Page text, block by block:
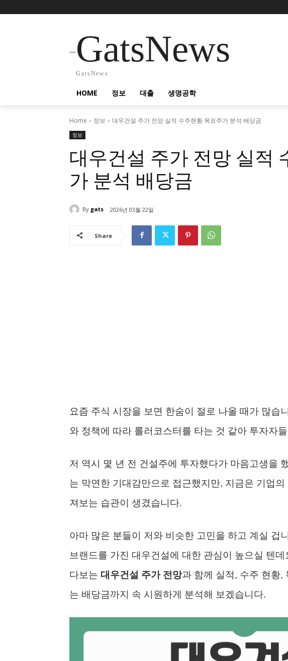
GatsNews
GatsNews
HOME 정보 대출 생명공학
Home 정보 대우건설 주가 전망 실적 수주현황 목표주가 분석 배당금
정보
대우건설 주가 전망 실적
가 분석 배당금
By gats 2026년 03월 22일
Share
요즘 주식 시장을 보면 한숨이 절로 나올 때가 많습
와 정책에 따라 롤러코스터를 타는 것 같아 투자자
저 역시 몇 년 전 건설주에 투자했다가 마음고생을
는 막연한 기대감만으로 접근했지만, 지금은 기업
져보는 습관이 생겼습니다.
아마 많은 분들이 저와 비슷한 고민을 하고 계실 겁
브랜드를 가진 대우건설에 대한 관심이 높으실 텐
다보는 대우건설 주가 전망과 함께 실적, 수주 현황,
는 배당금까지 속 시원하게 분석해 보겠습니다.